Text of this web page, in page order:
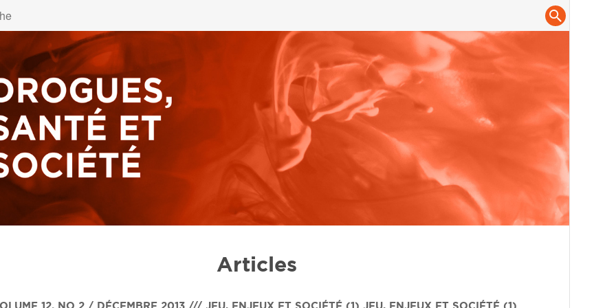
Articles
12, NO 2 / DÉCEMBRE 2013 /// JEU, ENJEUX ET SOCIÉTÉ (1) JEU, ENJEUX ET SOCIÉTÉ (1)